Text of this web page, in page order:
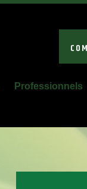
Professionnels